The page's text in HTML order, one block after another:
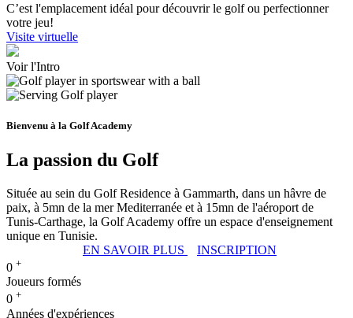
C’est l'emplacement idéal pour découvrir le golf ou perfectionner
votre jeu!
Visite virtuelle
Voir l'Intro
Bienvenu à la Golf Academy
La passion du Golf
Située au sein du Golf Residence à Gammarth, dans un hâvre de
paix, à 5mn de la mer Mediterranée et à 15mn de l'aéroport de
Tunis-Carthage, la Golf Academy offre un espace d'enseignement
unique en Tunisie.
EN SAVOIR PLUS
INSCRIPTION
0 +
Joueurs formés
0 +
Années d'expériences